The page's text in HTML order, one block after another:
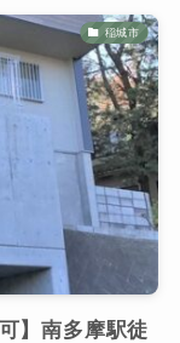
稲城市
】南多摩駅徒